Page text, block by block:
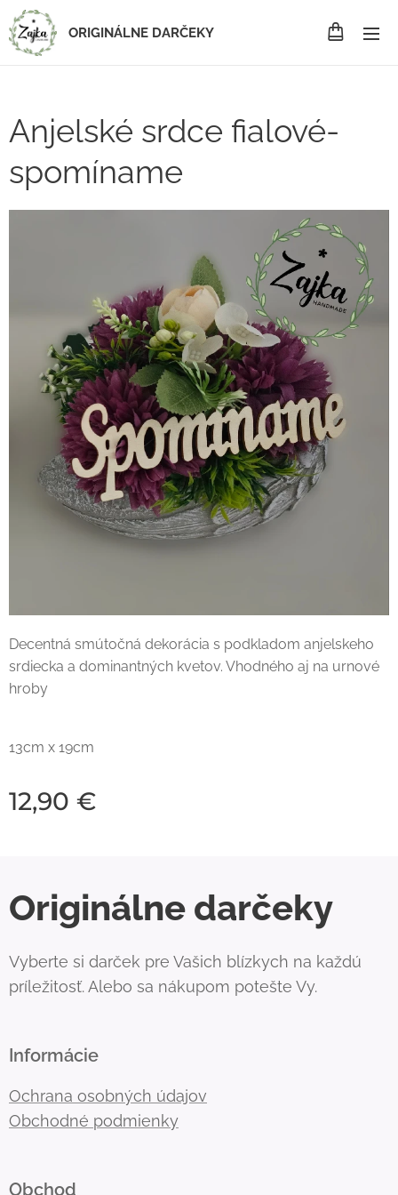
ORIGINÁLNE DARČEKY
Anjelské srdce fialové-
spomíname
Decentná smútočná dekorácia s podkladom anjelskeho
srdiecka a dominantných kvetov. Vhodného aj na urnové
hroby
13cm x 19cm
12,90 €
Originálne darčeky
Vyberte si darček pre Vašich blízkych na každú
príležitosť. Alebo sa nákupom potešte Vy.
Informácie
Ochrana osobných údajov
Obchodné podmienky
Obchod